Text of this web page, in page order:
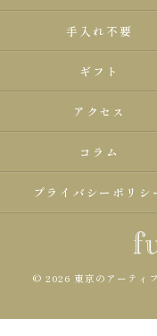
手入れ不要
ギフト
アクセス
コラム
プライバシーポリシ
© 2026 東京のアーティ